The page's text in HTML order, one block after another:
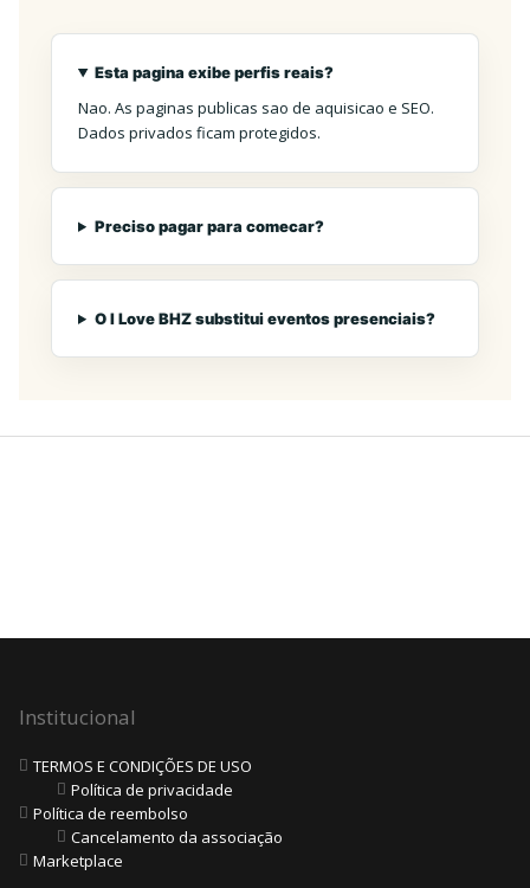
Esta pagina exibe perfis reais?
Nao. As paginas publicas sao de aquisicao e SEO.
Dados privados ficam protegidos.
Preciso pagar para comecar?
O I Love BHZ substitui eventos presenciais?
Institucional
TERMOS E CONDIÇÕES DE USO
Política de privacidade
Política de reembolso
Cancelamento da associação
Marketplace